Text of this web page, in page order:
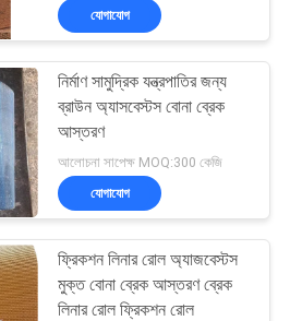
যোগাযোগ
নির্মাণ সামুদ্রিক যন্ত্রপাতির জন্য
ব্রাউন অ্যাসবেস্টস বোনা ব্রেক
আস্তরণ
আলোচনা সাপেক্ষ MOQ:300 কেজি
যোগাযোগ
ফ্রিকশন লিনার রোল অ্যাজবেস্টস
মুক্ত বোনা ব্রেক আস্তরণ ব্রেক
লিনার রোল ফ্রিকশন রোল